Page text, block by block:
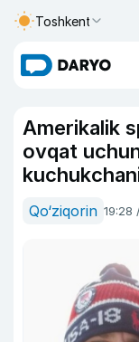
Toshkent
Amerikalik
ovqat
Qo‘ziqorin 19:28